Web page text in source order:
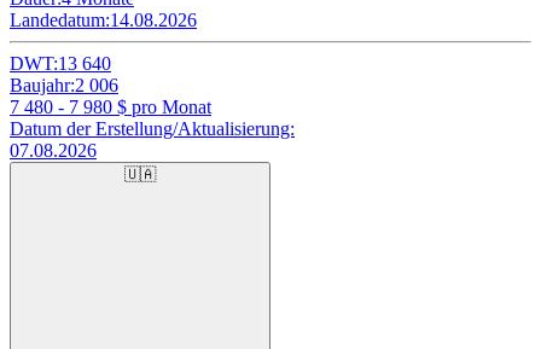
Landedatum:14.08.2026
DWT:13 640
Baujahr:2 006
7 480 - 7 980 $ pro Monat
Datum der Erstellung/Aktualisierung:
07.08.2026
🇺🇦